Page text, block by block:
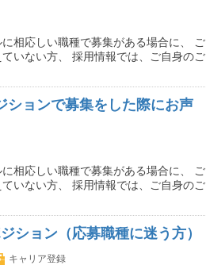
相応しい職種で募集がある場合に、 ご
いない方、 採用情報では、ご自身のご
ョンで募集をした際にお声
相応しい職種で募集がある場合に、 ご
いない方、 採用情報では、ご自身のご
ション（応募職種に迷う方）
キャリア登録